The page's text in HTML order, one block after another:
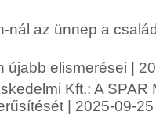
nál az ünnep a
újabb elismerései |
Kft.: A SPAR
| 2025-09-